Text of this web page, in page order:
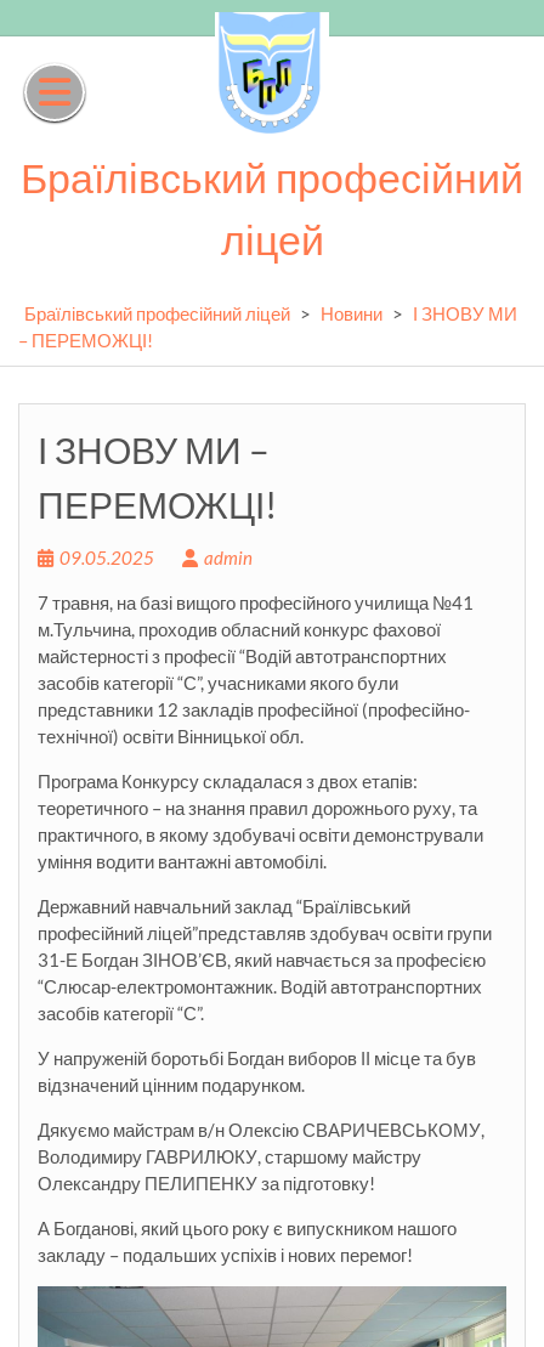
to
content
Браїлівський професійний
ліцей
Браїлівський професійний ліцей > Новини > І ЗНОВУ МИ
– ПЕРЕМОЖЦІ!
І ЗНОВУ МИ –
ПЕРЕМОЖЦІ!
09.05.2025 admin
7 травня, на базі вищого професійного училища №41
м.Тульчина, проходив обласний конкурс фахової
майстерності з професії “Водій автотранспортних
засобів категорії “С”, учасниками якого були
представники 12 закладів професійної (професійно-
технічної) освіти Вінницької обл.
Програма Конкурсу складалася з двох етапів:
теоретичного – на знання правил дорожнього руху, та
практичного, в якому здобувачі освіти демонстрували
уміння водити вантажніавтомобілі.
Державний навчальний заклад “Браїлівський
професійний ліцей”представляв здобувач освіти групи
31-Е Богдан ЗІНОВ’ЄВ, який навчається за професією
“Слюсар-електромонтажник. Водій автотранспортних
засобів категорії “С”.
У напруженій боротьбі Богдан виборов ІІ місце та був
відзначений цінним подарунком.
Дякуємо майстрам в/н Олексію СВАРИЧЕВСЬКОМУ,
Володимиру ГАВРИЛЮКУ, старшому майстру
Олександру ПЕЛИПЕНКУ за підготовку!
А Богданові, який цього року є випускником нашого
закладу – подальших успіхів і нових перемог!